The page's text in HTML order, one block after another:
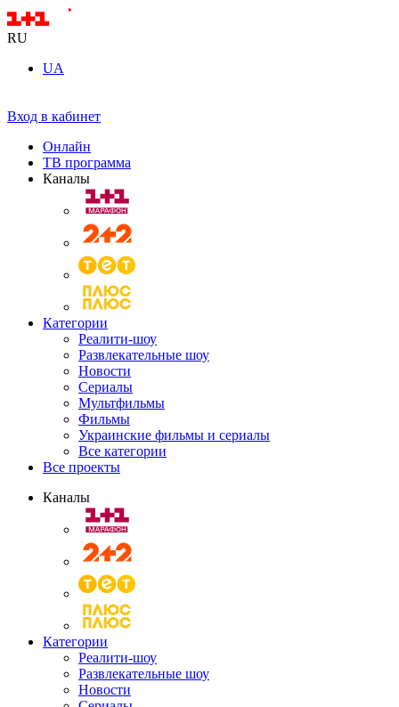
RU
UA
Вход в кабинет
Онлайн
ТВ программа
Каналы
Категории
Реалити-шоу
Развлекательные шоу
Новости
Сериалы
Мультфильмы
Фильмы
Украинские фильмы и сериалы
Все категории
Все проекты
Каналы
Категории
Реалити-шоу
Развлекательные шоу
Новости